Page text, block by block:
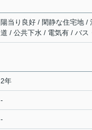
陽当り良好 / 閑静な住宅地 /
道 / 公共下水 / 電気有 / バ
2年
-
-